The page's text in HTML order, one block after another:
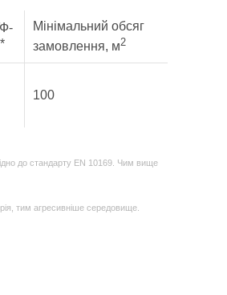
Мінімальний обсяг
замовлення, м2
100
до стандарту EN 10169. Чим вище
тим агресивніше середовище.